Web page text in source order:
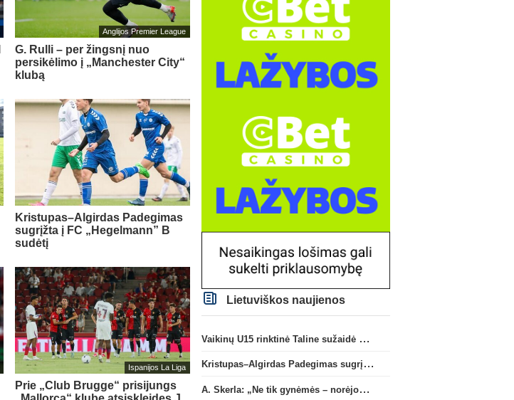
Anglijos Premier League
G. Rulli – per žingsnį nuo
persikėlimo į „Manchester City“
klubą
Kristupas–Algirdas Padegimas
sugrįžta į FC „Hegelmann” B
sudėtį
Ispanijos La Liga
Prie „Club Brugge“ prisijungs
Lietuviškos naujienos
Vaikinų U15 rinktinė Taline sužaidė pirmąsias kontrolines rungtynes
Kristupas–Algirdas Padegimas sugrįžta į FC „Hegelmann” B sudėtį
A. Skerla: „Ne tik gynėmės – norėjome atakuoti“